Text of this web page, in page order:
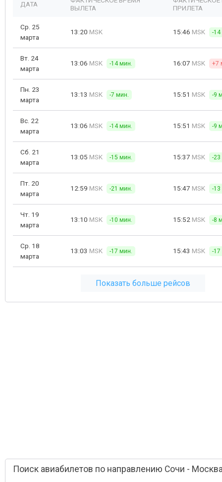
ДАТА
ВЫЛЕТА
ПРИЛЕТА
Ср. 25
марта
13:20 MSK 15:46 MSK -
Вт. 24
марта
13:06 MSK -14 мин. 16:07 MSK +7
Пн. 23
марта
13:13 MSK -7 мин. 15:51 MSK -9
Вс. 22
марта
13:06 MSK -14 мин. 15:51 MSK -9
Сб. 21
марта
13:05 MSK -15 мин. 15:37 MSK -
Пт. 20
марта
12:59 MSK -21 мин. 15:47 MSK -
Чт. 19
марта
13:10 MSK -10 мин. 15:52 MSK -8
Ср. 18
марта
13:03 MSK -17 мин. 15:43 MSK -
Показать больше рейсов
Поиск авиабилетов по направлению Сочи -